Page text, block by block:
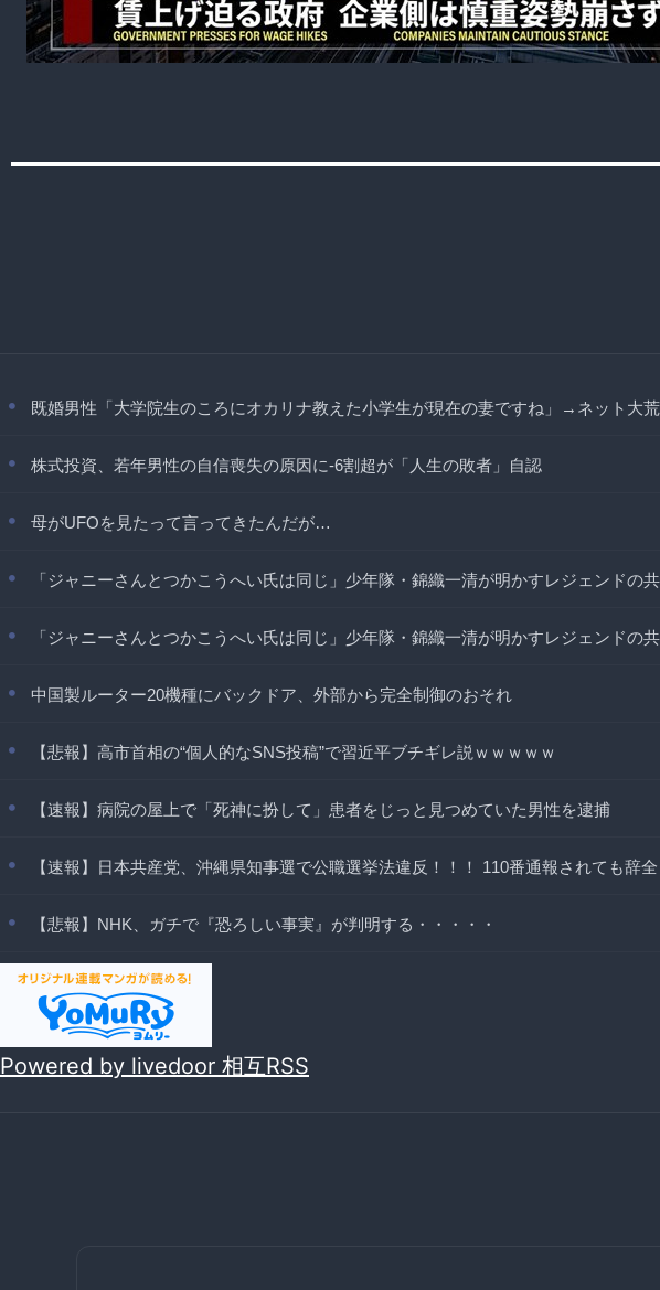
既婚男性「大学院生のころにオカリナ教えた小学生が現在の妻ですね」→ネット大
株式投資、若年男性の自信喪失の原因に-6割超が「人生の敗者」自認
母がUFOを見たって言ってきたんだが…
「ジャニーさんとつかこうへい氏は同じ」少年隊・錦織一清が明かすレジェンドの
「ジャニーさんとつかこうへい氏は同じ」少年隊・錦織一清が明かすレジェンドの
中国製ルーター20機種にバックドア、外部から完全制御のおそれ
【悲報】高市首相の“個人的なSNS投稿”で習近平ブチギレ説ｗｗｗｗｗ
【速報】病院の屋上で「死神に扮して」患者をじっと見つめていた男性を逮捕
【速報】日本共産党、沖縄県知事選で公職選挙法違反！！！ 110番通報されても辞
【悲報】NHK、ガチで『恐ろしい事実』が判明する・・・・・
Powered by livedoor 相互RSS